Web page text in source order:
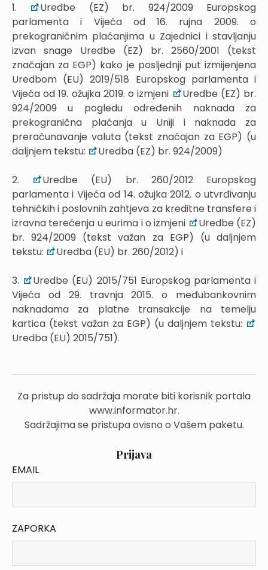
1.
Uredbe (EZ) br. 924/2009 Europskog
parlamenta i Vijeća od 16. rujna 2009. o
prekograničnim plaćanjima u Zajednici i stavljanju
izvan snage Uredbe (EZ) br. 2560/2001 (tekst
značajan za EGP) kako je posljednji put izmijenjena
Uredbom (EU) 2019/518 Europskog parlamenta i
Vijeća od 19. ožujka 2019. o izmjeni
Uredbe (EZ) br.
924/2009 u pogledu određenih naknada za
prekogranična plaćanja u Uniji i naknada za
preračunavanje valuta (tekst značajan za EGP) (u
daljnjem tekstu:
Uredba (EZ) br. 924/2009)
2.
Uredbe (EU) br. 260/2012 Europskog
parlamenta i Vijeća od 14. ožujka 2012. o utvrđivanju
tehničkih i poslovnih zahtjeva za kreditne transfere i
izravna terećenja u eurima i o izmjeni
Uredbe (EZ)
br. 924/2009 (tekst važan za EGP) (u daljnjem
tekstu:
Uredba (EU) br. 260/2012) i
3.
Uredbe (EU) 2015/751 Europskog parlamenta i
Vijeća od 29. travnja 2015. o međubankovnim
naknadama za platne transakcije na temelju
kartica (tekst važan za EGP) (u daljnjem tekstu:
Uredba (EU) 2015/751).
Za pristup do sadržaja morate biti korisnik portala
www.informator.hr.
Sadržajima se pristupa ovisno o Vašem paketu.
Prijava
EMAIL
ZAPORKA